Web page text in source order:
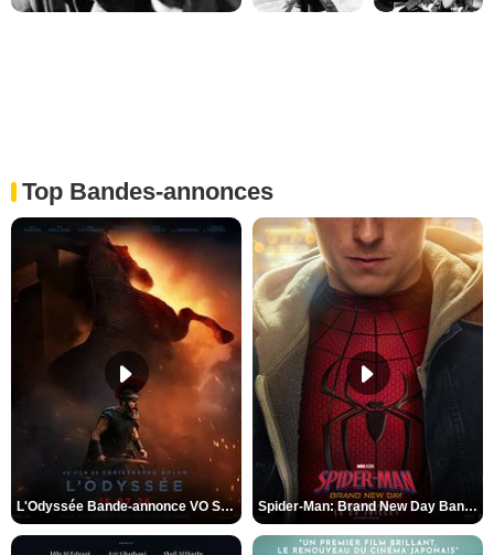
Top Bandes-annonces
L'Odyssée Bande-annonce VO STFR Spider-Man: Brand New Day Bande-annonce VO STFR